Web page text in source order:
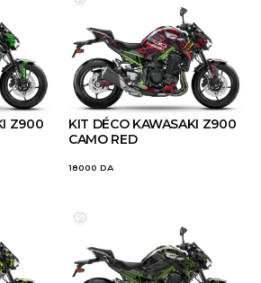
Z900
KIT DÉCO KAWASAKI Z900
CAMO RED
18000 DA